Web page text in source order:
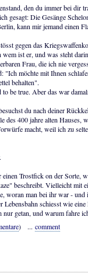
den du immer bei dir
gesagt: Die Gesänge
kann mir jemand einen
gegen das
wem ist er, und was steht
Frau, die ich nie
"Ich möchte mit Ihnen
behalten".
to be true. Aber das war
du nach deiner
des 400 jahre alten Hauses,
macht, weil ich zu
Trostfick on der Sorte,
beschreibt. Vielleicht mit
woran man bei ihr war -
Lebensbahn schiesst wie
nur getan, und warum fahre
) ... comment